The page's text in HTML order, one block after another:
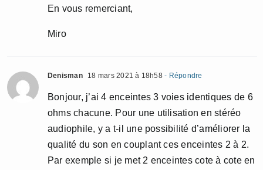
En vous remerciant,
Miro
Denisman 18 mars 2021 à 18h58- Répondre
Bonjour, j’ai 4 enceintes 3 voies identiques de 6
ohms chacune. Pour une utilisation en stéréo
audiophile, y a t-il une possibilité d’améliorer la
qualité du son en couplant ces enceintes 2 à 2.
Par exemple si je met 2 enceintes cote à cote en